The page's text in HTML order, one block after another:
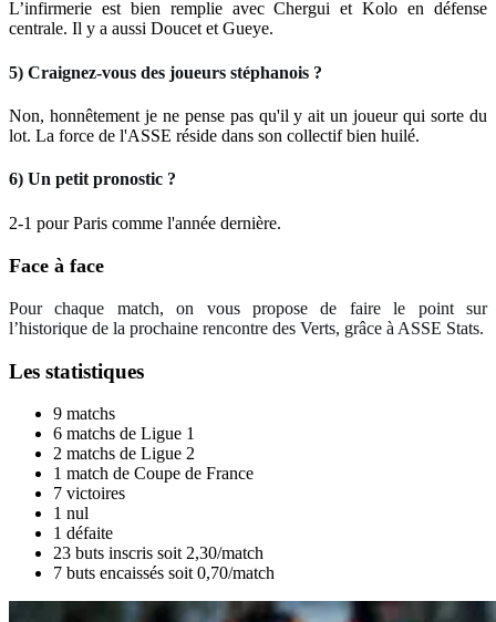
L’infirmerie est bien remplie avec Chergui et Kolo en défense
centrale. Il y a aussi Doucet et Gueye.
5) Craignez-vous des joueurs stéphanois ?
Non, honnêtement je ne pense pas qu'il y ait un joueur qui sorte du
lot. La force de l'ASSE réside dans son collectif bien huilé.
6) Un petit pronostic ?
2-1 pour Paris comme l'année dernière.
Face à face
Pour chaque match, on vous propose de faire le point sur
l’historique de la prochaine rencontre des Verts, grâce à ASSE Stats.
Les statistiques
9 matchs
6 matchs de Ligue 1
2 matchs de Ligue 2
1 match de Coupe de France
7 victoires
1 nul
1 défaite
23 buts inscris soit 2,30/match
7 buts encaissés soit 0,70/match